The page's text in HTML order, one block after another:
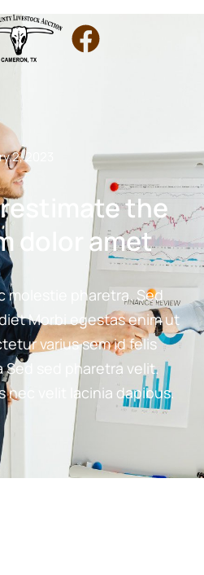
2, 2023
the
dolor amet
molestie pharetra. Sed
Morbi egestas enim ut
varius sem id felis
sed pharetra velit.
nec velit lacinia dapibus.